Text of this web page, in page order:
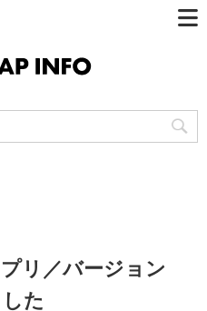
リ／バージョン
た